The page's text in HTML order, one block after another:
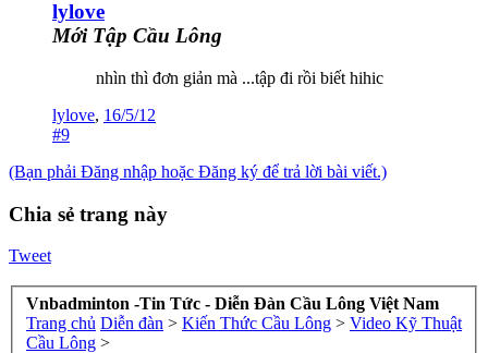
lylove
Mới Tập Cầu Lông
nhìn thì đơn giản mà ...tập đi rồi biết hihic
lylove, 16/5/12
#9
(Bạn phải Đăng nhập hoặc Đăng ký để trả lời bài viết.)
Chia sẻ trang này
Tweet
Vnbadminton -Tin Tức - Diễn Đàn Cầu Lông Việt Nam
Trang chủ Diễn đàn > Kiến Thức Cầu Lông > Video Kỹ Thuật
Cầu Lông >